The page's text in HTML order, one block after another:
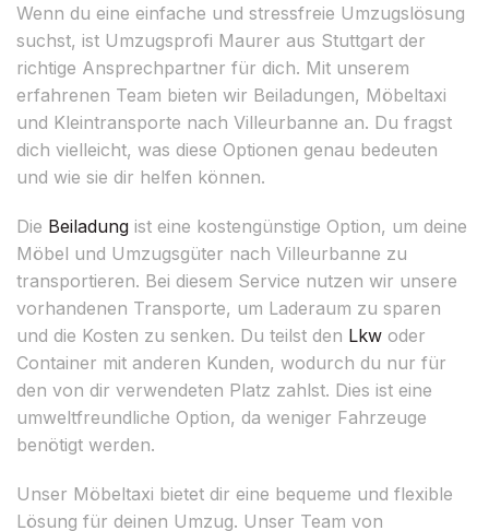
Wenn du eine einfache und stressfreie Umzugslösung
suchst, ist Umzugsprofi Maurer aus Stuttgart der
richtige Ansprechpartner für dich. Mit unserem
erfahrenen Team bieten wir Beiladungen, Möbeltaxi
und Kleintransporte nach Villeurbanne an. Du fragst
dich vielleicht, was diese Optionen genau bedeuten
und wie sie dir helfen können.
Die Beiladung ist eine kostengünstige Option, um deine
Möbel und Umzugsgüter nach Villeurbanne zu
transportieren. Bei diesem Service nutzen wir unsere
vorhandenen Transporte, um Laderaum zu sparen
und die Kosten zu senken. Du teilst den Lkw oder
Container mit anderen Kunden, wodurch du nur für
den von dir verwendeten Platz zahlst. Dies ist eine
umweltfreundliche Option, da weniger Fahrzeuge
benötigt werden.
Unser Möbeltaxi bietet dir eine bequeme und flexible
Lösung für deinen Umzug. Unser Team von